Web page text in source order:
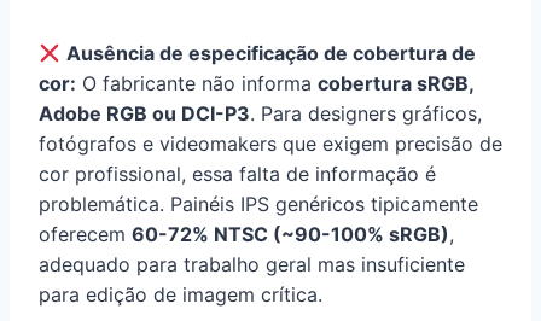
Ausência de especificação de cobertura de
cor: O fabricante não informa cobertura sRGB,
Adobe RGB ou DCI-P3. Para designers gráficos,
fotógrafos e videomakers que exigem precisão de
cor profissional, essa falta de informação é
problemática. Painéis IPS genéricos tipicamente
oferecem 60-72% NTSC (~90-100% sRGB),
adequado para trabalho geral mas insuficiente
para edição de imagem crítica.